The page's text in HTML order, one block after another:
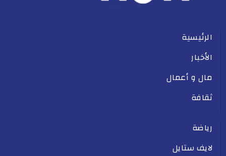
الرئيسية
الأخبار
مال و أعمال
ثقافة
رياضة
لايف ستايل